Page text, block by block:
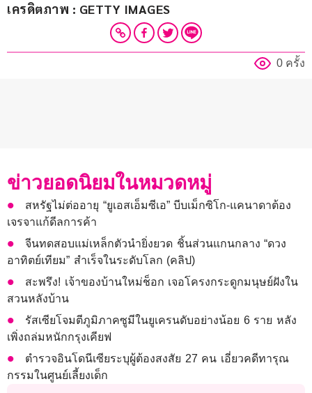
เครดิตภาพ : GETTY IMAGES
0 ครั้ง
ข่าวยอดนิยมในหมวดหมู่
สหรัฐไม่ต่ออายุ “ยูเอสเอ็มซีเอ” บีบเม็กซิโก-แคนาดาต้อง
เจรจาแก้ดีลการค้า
จีนทดสอบแม่เหล็กตัวนำยิ่งยวด ชิ้นส่วนแกนกลาง “ดวง
อาทิตย์เทียม” สำเร็จในระดับโลก (คลิป)
สะพรึง! เจ้าของบ้านใหม่ช็อก เจอโครงกระดูกมนุษย์ฝังใน
สวนหลังบ้าน
รัสเซียโจมตีภูมิภาคซูมีในยูเครนดับอย่างน้อย 6 ราย หลัง
เพิ่งถล่มหนักกรุงเคียฟ
ตำรวจอินโดนีเซียระบุผู้ต้องสงสัย 27 คน เอี่ยวคดีทารุณ
กรรมในศูนย์เลี้ยงเด็ก